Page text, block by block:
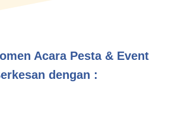
Acara Pesta & Event
dengan :